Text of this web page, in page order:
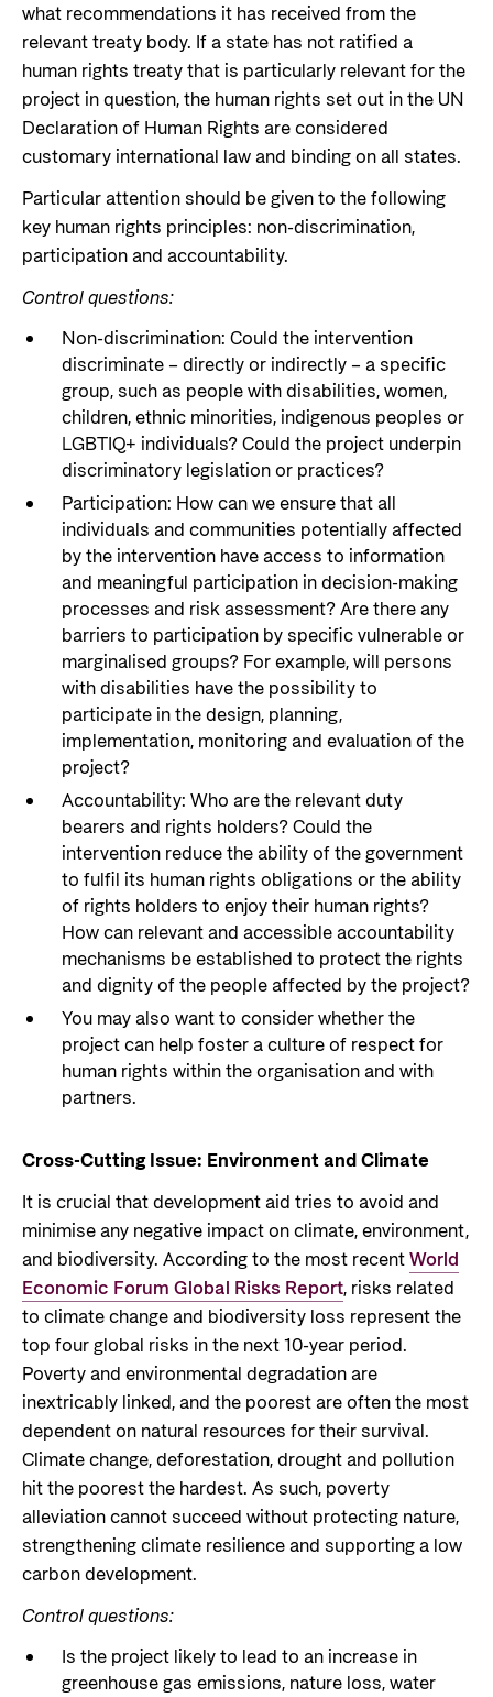
what recommendations it has received from the
relevant treaty body. If a state has not ratified a
human rights treaty that is particularly relevant for the
project in question, the human rights set out in the UN
Declaration of Human Rights are considered
customary international law and binding on all states.
Particular attention should be given to the following
key human rights principles: non-discrimination,
participation and accountability.
Control questions:
Non-discrimination: Could the intervention
discriminate – directly or indirectly – a specific
group, such as people with disabilities, women,
children, ethnic minorities, indigenous peoples or
LGBTIQ+ individuals? Could the project underpin
discriminatory legislation or practices?
Participation: How can we ensure that all
individuals and communities potentially affected
by the intervention have access to information
and meaningful participation in decision-making
processes and risk assessment? Are there any
barriers to participation by specific vulnerable or
marginalised groups? For example, will persons
with disabilities have the possibility to
participate in the design, planning,
implementation, monitoring and evaluation of the
project?
Accountability: Who are the relevant duty
bearers and rights holders? Could the
intervention reduce the ability of the government
to fulfil its human rights obligations or the ability
of rights holders to enjoy their human rights?
How can relevant and accessible accountability
mechanisms be established to protect the rights
and dignity of the people affected by the project?
You may also want to consider whether the
project can help foster a culture of respect for
human rights within the organisation and with
partners.
Cross-Cutting Issue: Environment and Climate
It is crucial that development aid tries to avoid and
minimise any negative impact on climate, environment,
and biodiversity. According to the most recentWorld
Economic Forum Global Risks Report, risks related
to climate change and biodiversity loss represent the
top four global risks in the next 10-year period.
Poverty and environmental degradation are
inextricably linked, and the poorest are often the most
dependent on natural resources for their survival.
Climate change, deforestation, drought and pollution
hit the poorest the hardest. As such, poverty
alleviation cannot succeed without protecting nature,
strengthening climate resilience and supporting a low
carbon development.
Control questions:
Is the project likely to lead to an increase in
greenhouse gas emissions, nature loss, water